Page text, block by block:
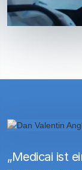
„Medicai ist